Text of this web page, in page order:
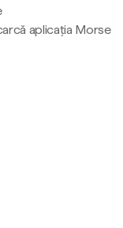
aplicația Morse